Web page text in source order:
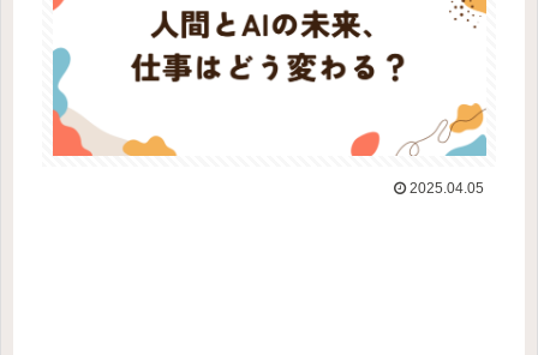
2025.04.05